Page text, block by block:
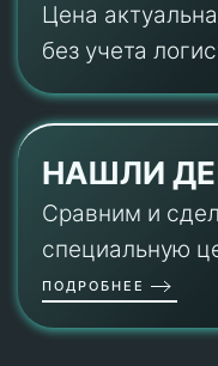
Цена
без учета
НАШЛИ
Сравним и
специальную
ПОДРОБНЕЕ